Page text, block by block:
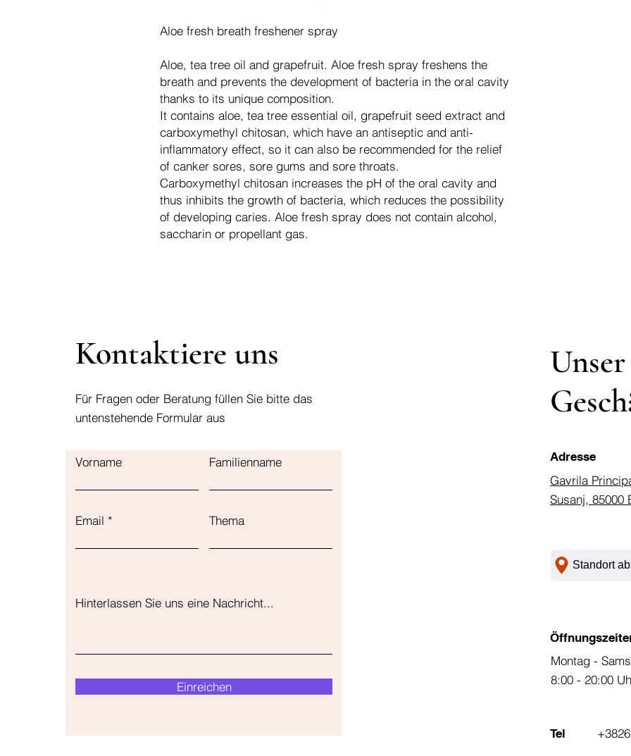
Aloe fresh breath freshener spray
Aloe, tea tree oil and grapefruit. Aloe fresh spray freshens the
breath and prevents the development of bacteria in the oral cavity
thanks to its unique composition.
It contains aloe, tea tree essential oil, grapefruit seed extract and
carboxymethyl chitosan, which have an antiseptic and anti-
inflammatory effect, so it can also be recommended for the relief
of canker sores, sore gums and sore throats.
Carboxymethyl chitosan increases the pH of the oral cavity and
thus inhibits the growth of bacteria, which reduces the possibility
of developing caries. Aloe fresh spray does not contain alcohol,
saccharin or propellant gas.
Kontaktiere uns
Für Fragen oder Beratung füllen Sie bitte das
untenstehende Formular aus
Vorname Familienname
Email Thema
Hinterlassen Sie uns eine Nachricht...
Einreichen
Unser
Adresse
Gavrila
Susanj, 85000
Standort
Montag -
8:00 - 20:00
Tel